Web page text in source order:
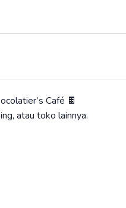
Café 🍫
atau toko lainnya.